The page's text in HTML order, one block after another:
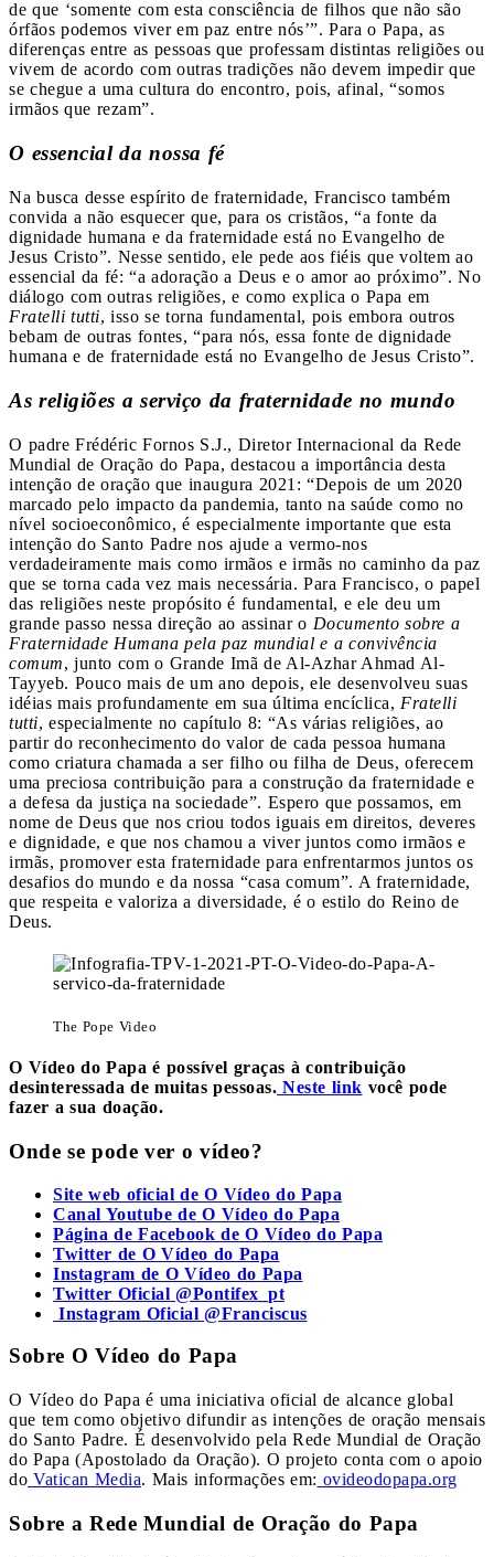
de que ‘somente com esta consciência de filhos que não são
órfãos podemos viver em paz entre nós’”. Para o Papa, as
diferenças entre as pessoas que professam distintas religiões ou
vivem de acordo com outras tradições não devem impedir que
se chegue a uma cultura do encontro, pois, afinal, “somos
irmãos que rezam”.
O essencial da nossa fé
Na busca desse espírito de fraternidade, Francisco também
convida a não esquecer que, para os cristãos, “a fonte da
dignidade humana e da fraternidade está no Evangelho de
Jesus Cristo”. Nesse sentido, ele pede aos fiéis que voltem ao
essencial da fé: “a adoração a Deus e o amor ao próximo”. No
diálogo com outras religiões, e como explica o Papa em
Fratelli tutti, isso se torna fundamental, pois embora outros
bebam de outras fontes, “para nós, essa fonte de dignidade
humana e de fraternidade está no Evangelho de Jesus Cristo”.
As religiões a serviço da fraternidade no mundo
O padre Frédéric Fornos S.J., Diretor Internacional da Rede
Mundial de Oração do Papa, destacou a importância desta
intenção de oração que inaugura 2021: “Depois de um 2020
marcado pelo impacto da pandemia, tanto na saúde como no
nível socioeconômico, é especialmente importante que esta
intenção do Santo Padre nos ajude a vermo-nos
verdadeiramente mais como irmãos e irmãs no caminho da paz
que se torna cada vez mais necessária. Para Francisco, o papel
das religiões neste propósito é fundamental, e ele deu um
grande passo nessa direção ao assinar o Documento sobre a
Fraternidade Humana pela paz mundial e a convivência
comum, junto com o Grande Imã de Al-Azhar Ahmad Al-
Tayyeb. Pouco mais de um ano depois, ele desenvolveu suas
idéias mais profundamente em sua última encíclica, Fratelli
tutti, especialmente no capítulo 8: “As várias religiões, ao
partir do reconhecimento do valor de cada pessoa humana
como criatura chamada a ser filho ou filha de Deus, oferecem
uma preciosa contribuição para a construção da fraternidade e
a defesa da justiça na sociedade”. Espero que possamos, em
nome de Deus que nos criou todos iguais em direitos, deveres
e dignidade, e que nos chamou a viver juntos como irmãos e
irmãs, promover esta fraternidade para enfrentarmos juntos os
desafios do mundo e da nossa “casa comum”. A fraternidade,
que respeita e valoriza a diversidade, é o estilo do Reino de
Deus.
The Pope Video
O Vídeo do Papa é possível graças à contribuição
desinteressada de muitas pessoas. Neste link você pode
fazer a sua doação.
Onde se pode ver o vídeo?
Site web oficial de O Vídeo do Papa
Canal Youtube de O Vídeo do Papa
Página de Facebook de O Vídeo do Papa
Twitter de O Vídeo do Papa
Instagram de O Vídeo do Papa
Twitter Oficial @Pontifex_pt
Instagram Oficial @Franciscus
Sobre O Vídeo do Papa
O Vídeo do Papa é uma iniciativa oficial de alcance global
que tem como objetivo difundir as intenções de oração mensais
do Santo Padre. É desenvolvido pela Rede Mundial de Oração
do Papa (Apostolado da Oração). O projeto conta com o apoio
do Vatican Media. Mais informações em: ovideodopapa.org
Sobre a Rede Mundial de Oração do Papa